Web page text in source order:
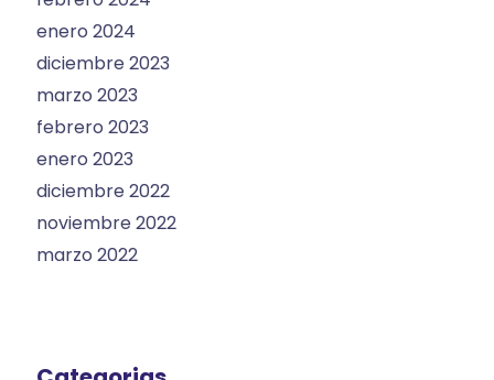
enero 2024
diciembre 2023
marzo 2023
febrero 2023
enero 2023
diciembre 2022
noviembre 2022
marzo 2022